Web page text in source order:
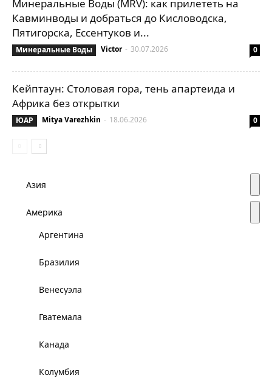
Минеральные Воды (MRV): как прилететь на
Кавминводы и добраться до Кисловодска,
Пятигорска, Ессентуков и...
Минеральные Воды Victor - 30.07.2026 0
Кейптаун: Столовая гора, тень апартеида и
Африка без открытки
ЮАР Mitya Varezhkin - 18.06.2026 0
Азия
Америка
Аргентина
Бразилия
Венесуэла
Гватемала
Канада
Колумбия